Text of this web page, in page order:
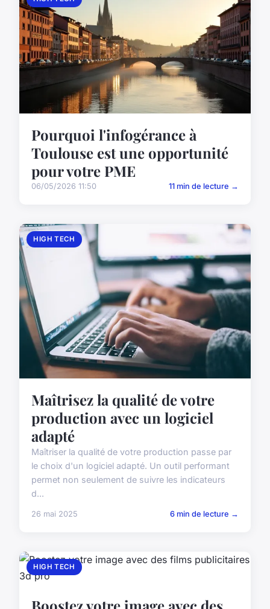
Pourquoi l'infogérance à
Toulouse est une opportunité
pour votre PME
06/05/2026 11:50 11 min de lecture →
HIGH TECH
Maîtrisez la qualité de votre
production avec un logiciel
adapté
Maîtriser la qualité de votre production passe par
le choix d'un logiciel adapté. Un outil performant
permet non seulement de suivre les indicateurs
d...
26 mai 2025 6 min de lecture →
HIGH TECH
Boostez votre image avec des